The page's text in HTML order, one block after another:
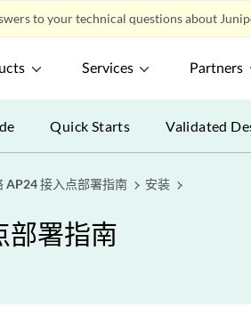
to your technical questions about
Services Partners
Quick Starts Validated
AP24 接入点部署指南 安装
部署指南